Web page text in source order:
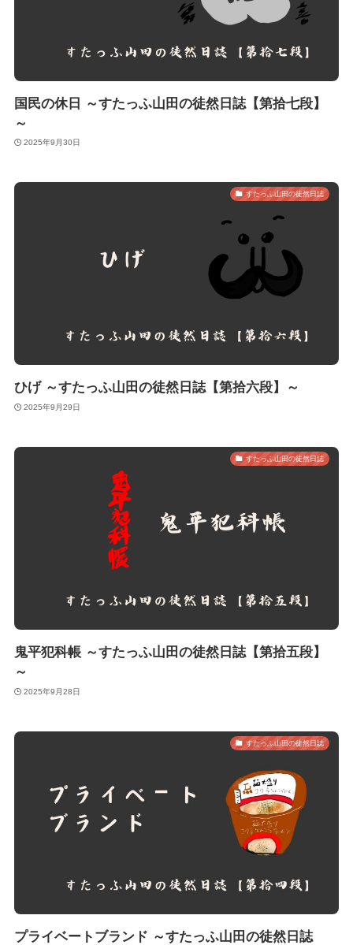
国民の休日 ～すたっふ山田の徒然日誌【第拾七段】
～
2025年9月30日
すたっふ山田の徒然日誌
ひげ ～すたっふ山田の徒然日誌【第拾六段】～
2025年9月29日
すたっふ山田の徒然日誌
鬼平犯科帳 ～すたっふ山田の徒然日誌【第拾五段】
～
2025年9月28日
すたっふ山田の徒然日誌
プライベートブランド ～すたっふ山田の徒然日誌